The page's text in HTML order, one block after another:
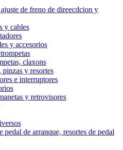
de freno de direecdcion y
y cables
y accesorios
claxons
pinzas y resortes
e interruptores
y retrovisores
pedal de arranque, resortes de pedal